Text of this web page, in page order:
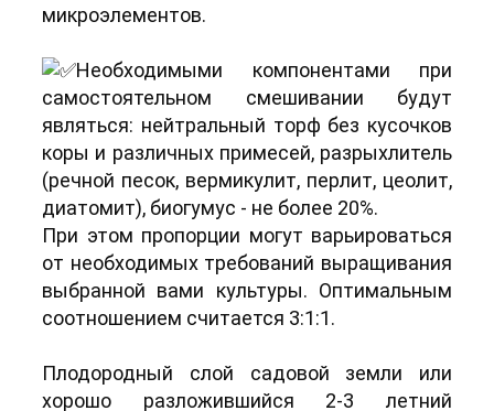
микроэлементов.
Необходимыми компонентами при
самостоятельном смешивании будут
являться: нейтральный торф без кусочков
коры и различных примесей, разрыхлитель
(речной песок, вермикулит, перлит, цеолит,
диатомит), биогумус - не более 20%.
При этом пропорции могут варьироваться
от необходимых требований выращивания
выбранной вами культуры. Оптимальным
соотношением считается 3:1:1.
Плодородный слой садовой земли или
хорошо разложившийся 2-3 летний